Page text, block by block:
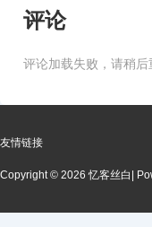
评论
评论加载失败，请稍后
友情链接
Copyright © 2026 忆客丝白 |